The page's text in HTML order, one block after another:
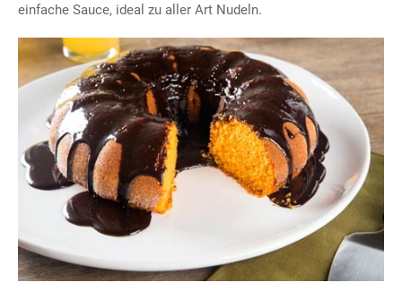
einfache Sauce, ideal zu aller Art Nudeln.